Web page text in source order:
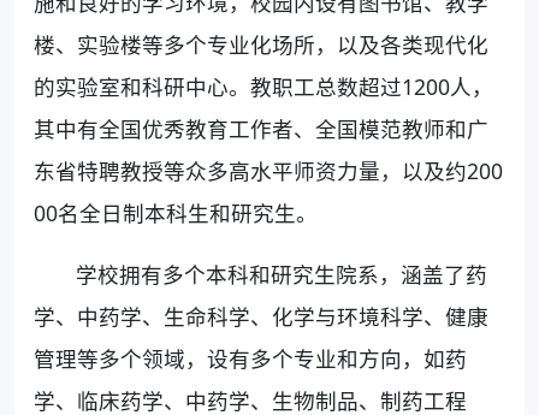
楼、实验楼等多个专业化场所，以及各类现代化
的实验室和科研中心。教职工总数超过1200人，
其中有全国优秀教育工作者、全国模范教师和广
东省特聘教授等众多高水平师资力量，以及约200
00名全日制本科生和研究生。
学校拥有多个本科和研究生院系，涵盖了药
学、中药学、生命科学、化学与环境科学、健康
管理等多个领域，设有多个专业和方向，如药
学、临床药学、中药学、生物制品、制药工程